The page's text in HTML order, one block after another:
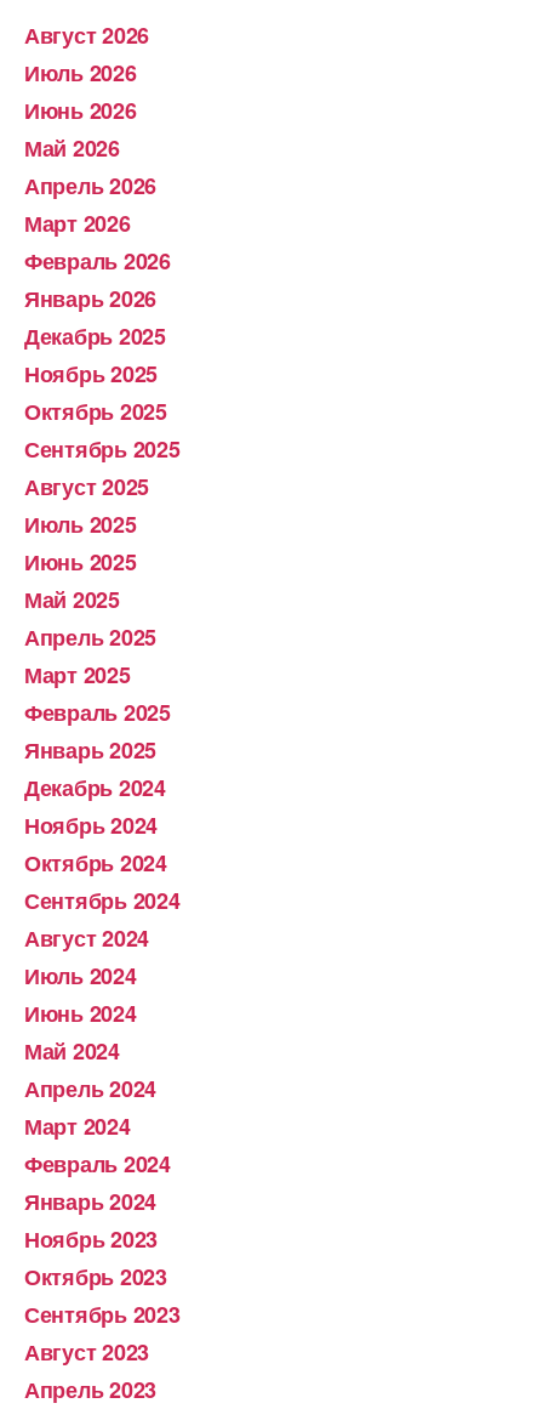
Август 2026
Июль 2026
Июнь 2026
Май 2026
Апрель 2026
Март 2026
Февраль 2026
Январь 2026
Декабрь 2025
Ноябрь 2025
Октябрь 2025
Сентябрь 2025
Август 2025
Июль 2025
Июнь 2025
Май 2025
Апрель 2025
Март 2025
Февраль 2025
Январь 2025
Декабрь 2024
Ноябрь 2024
Октябрь 2024
Сентябрь 2024
Август 2024
Июль 2024
Июнь 2024
Май 2024
Апрель 2024
Март 2024
Февраль 2024
Январь 2024
Ноябрь 2023
Октябрь 2023
Сентябрь 2023
Август 2023
Апрель 2023